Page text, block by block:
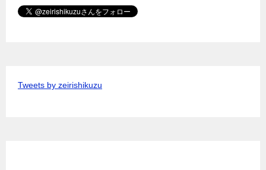
Tweets by zeirishikuzu